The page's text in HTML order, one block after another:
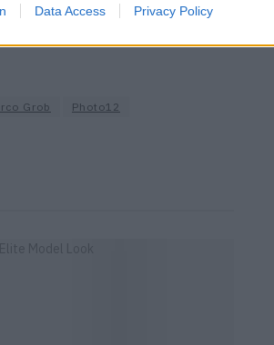
Data Access Privacy Policy
Schweizer Fotografen stellen
Lacombe sprechen in
Grob
Photo12